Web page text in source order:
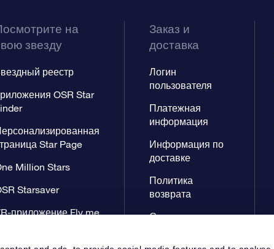
на
звезду
реестр
OSR Star
Star Page
Million Stars
Starsaver
приложение Fly me
Заказ и
доставка
Логин
пользователя
Платежная
информация
Информация по
доставке
Политика
возврата
Созвездиях